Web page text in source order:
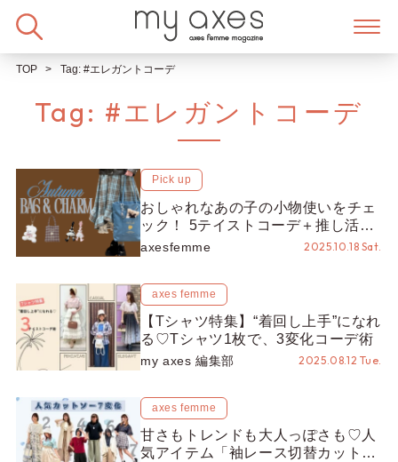
TOP Tag: #エレガントコーデ
Tag: #エレガントコーデ
Pick up
おしゃれなあの子の小物使いをチェ
ック！ 5テイストコーデ＋推し活バ
ッグも♡
axesfemme 2025.10.18 Sat.
axes femme
【Tシャツ特集】“着回し上手”になれ
る♡Tシャツ1枚で、3変化コーデ術
my axes 編集部 2025.08.12 Tue.
axes femme
甘さもトレンドも大人っぽさも♡人
気アイテム「袖レース切替カットプ